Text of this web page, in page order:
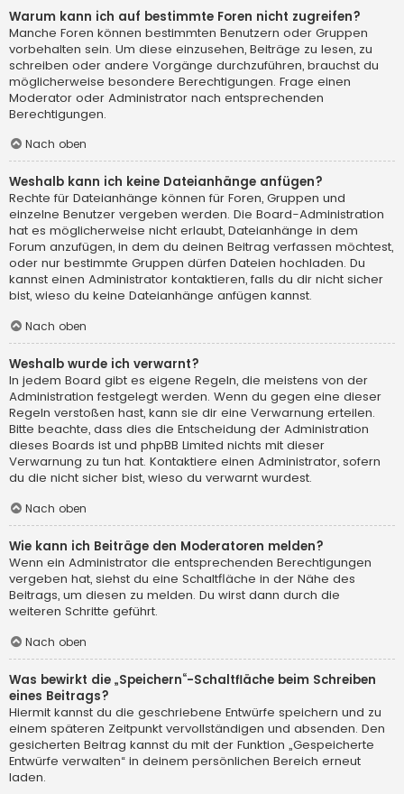
Warum kann ich auf bestimmte Foren nicht zugreifen?
Manche Foren können bestimmten Benutzern oder Gruppen
vorbehalten sein. Um diese einzusehen, Beiträge zu lesen, zu
schreiben oder andere Vorgänge durchzuführen, brauchst du
möglicherweise besondere Berechtigungen. Frage einen
Moderator oder Administrator nach entsprechenden
Berechtigungen.
Nach oben
Weshalb kann ich keine Dateianhänge anfügen?
Rechte für Dateianhänge können für Foren, Gruppen und
einzelne Benutzer vergeben werden. Die Board-Administration
hat es möglicherweise nicht erlaubt, Dateianhänge in dem
Forum anzufügen, in dem du deinen Beitrag verfassen möchtest,
oder nur bestimmte Gruppen dürfen Dateien hochladen. Du
kannst einen Administrator kontaktieren, falls du dir nicht sicher
bist, wieso du keine Dateianhänge anfügen kannst.
Nach oben
Weshalb wurde ich verwarnt?
In jedem Board gibt es eigene Regeln, die meistens von der
Administration festgelegt werden. Wenn du gegen eine dieser
Regeln verstoßen hast, kann sie dir eine Verwarnung erteilen.
Bitte beachte, dass dies die Entscheidung der Administration
dieses Boards ist und phpBB Limited nichts mit dieser
Verwarnung zu tun hat. Kontaktiere einen Administrator, sofern
du die nicht sicher bist, wieso du verwarnt wurdest.
Nach oben
Wie kann ich Beiträge den Moderatoren melden?
Wenn ein Administrator die entsprechenden Berechtigungen
vergeben hat, siehst du eine Schaltfläche in der Nähe des
Beitrags, um diesen zu melden. Du wirst dann durch die
weiteren Schritte geführt.
Nach oben
Was bewirkt die „Speichern“-Schaltfläche beim Schreiben
eines Beitrags?
Hiermit kannst du die geschriebene Entwürfe speichern und zu
einem späteren Zeitpunkt vervollständigen und absenden. Den
gesicherten Beitrag kannst du mit der Funktion „Gespeicherte
Entwürfe verwalten“ in deinem persönlichen Bereich erneut
laden.